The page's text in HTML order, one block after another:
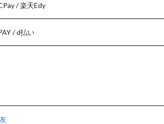
/ 楽天Edy
/ d払い